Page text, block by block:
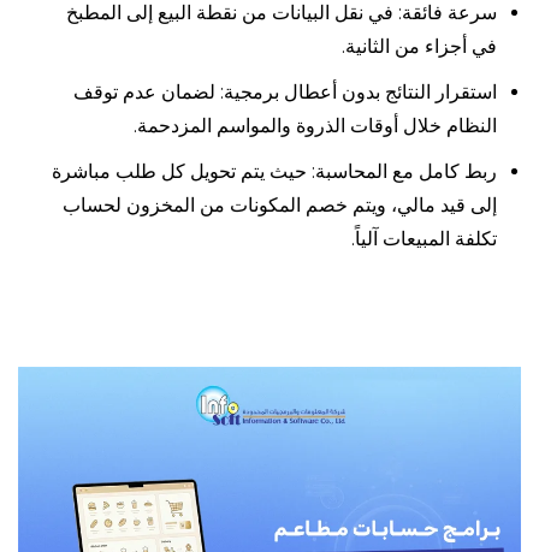
سرعة فائقة: في نقل البيانات من نقطة البيع إلى المطبخ
في أجزاء من الثانية.
استقرار النتائج بدون أعطال برمجية: لضمان عدم توقف
النظام خلال أوقات الذروة والمواسم المزدحمة.
ربط كامل مع المحاسبة: حيث يتم تحويل كل طلب مباشرة
إلى قيد مالي، ويتم خصم المكونات من المخزون لحساب
تكلفة المبيعات آلياً.